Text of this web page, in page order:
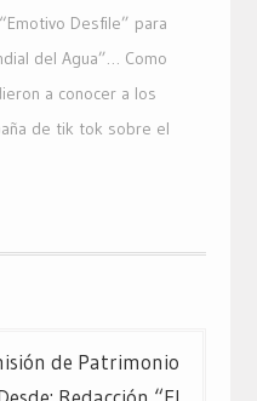
Desfile” para
del Agua”… Como
a conocer a los
de tik tok sobre el
de Patrimonio